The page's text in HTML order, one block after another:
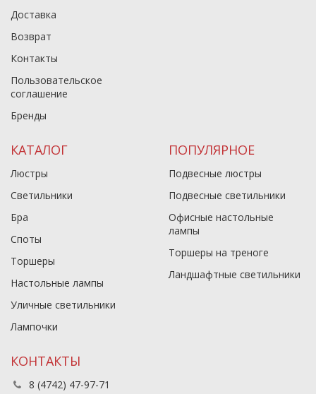
Доставка
Возврат
Контакты
Пользовательское
соглашение
Бренды
КАТАЛОГ
Люстры
Светильники
Бра
Споты
Торшеры
Настольные лампы
Уличные светильники
Лампочки
ПОПУЛЯРНОЕ
Подвесные люстры
Подвесные светильники
Офисные настольные
лампы
Торшеры на треноге
Ландшафтные светильники
КОНТАКТЫ
8 (4742) 47-97-71